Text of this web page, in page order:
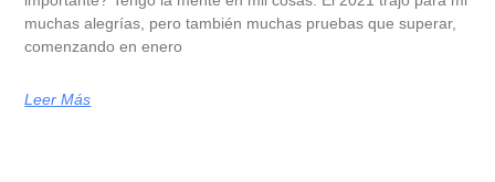
muchas alegrías, pero también muchas pruebas que superar,
comenzando en enero
Leer Más